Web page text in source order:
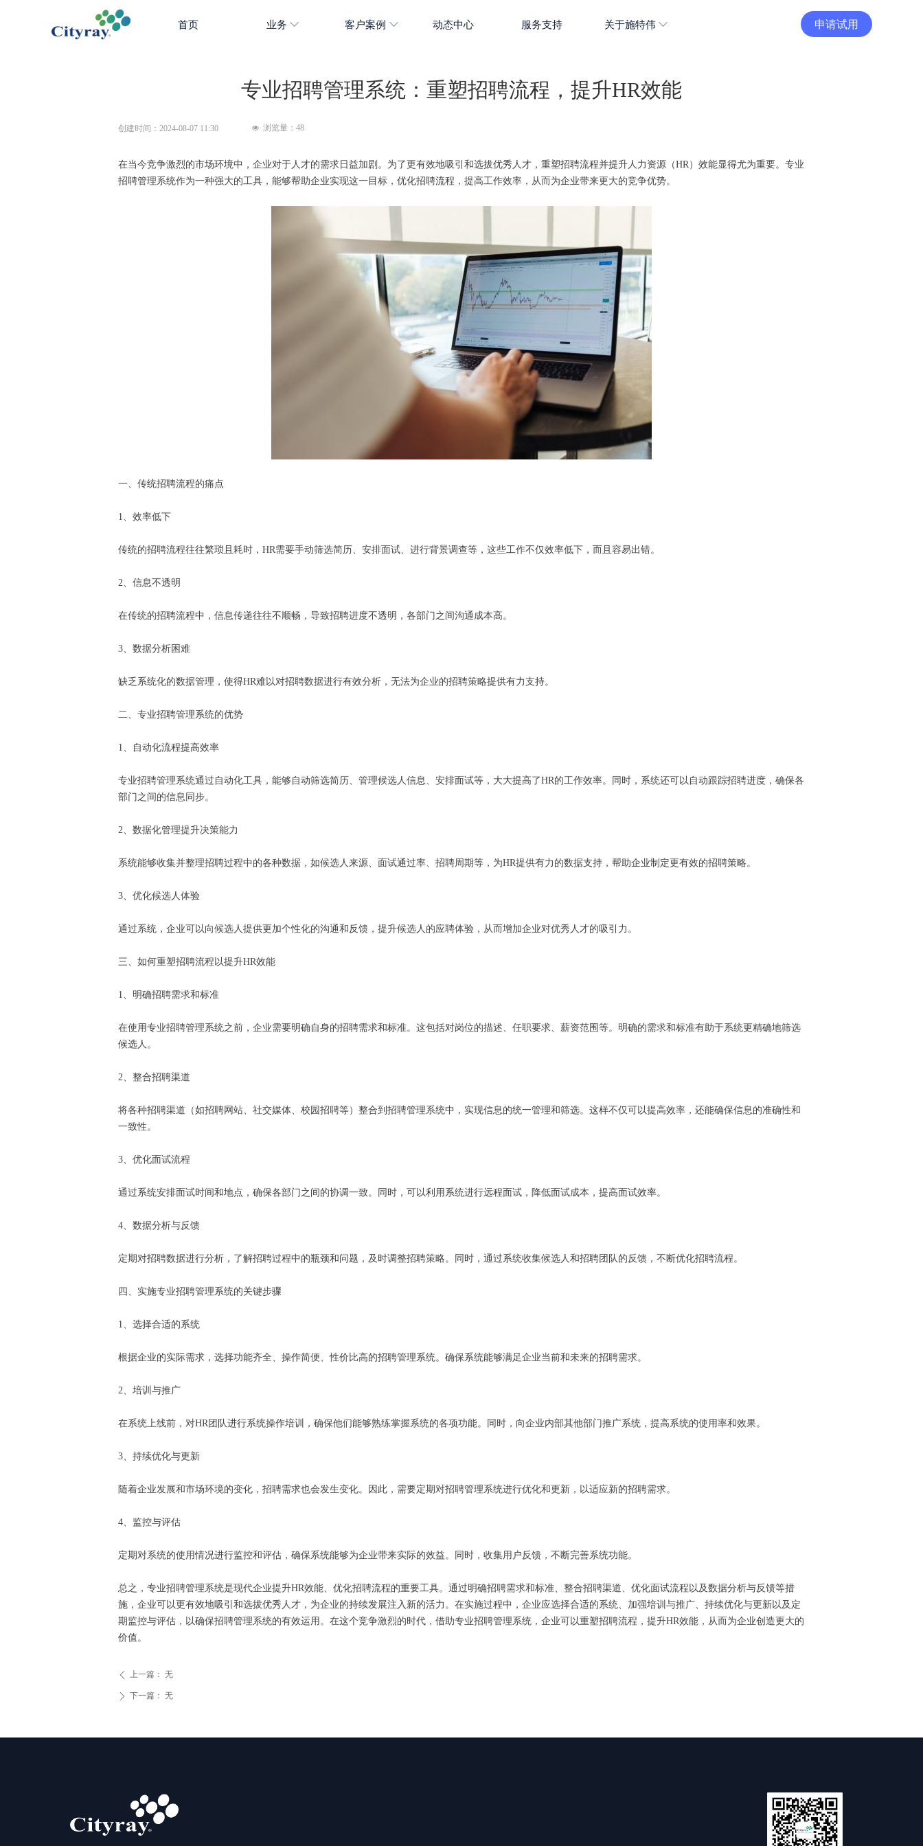
首页 业务 客户案例 动态中心 服务支持 关于施特伟 申请试用
专业招聘管理系统：重塑招聘流程，提升HR效能
在当今竞争激烈的市场环境中，企业对于人才的需求日益加剧。为了更有效地吸引和选拔优秀人才，重塑招聘流程并提升人力资源（HR）效能显得尤为重要。专业
招聘管理系统作为一种强大的工具，能够帮助企业实现这一目标，优化招聘流程，提高工作效率，从而为企业带来更大的竞争优势。
一、传统招聘流程的痛点
1、效率低下
传统的招聘流程往往繁琐且耗时，HR需要手动筛选简历、安排面试、进行背景调查等，这些工作不仅效率低下，而且容易出错。
2、信息不透明
在传统的招聘流程中，信息传递往往不顺畅，导致招聘进度不透明，各部门之间沟通成本高。
3、数据分析困难
缺乏系统化的数据管理，使得HR难以对招聘数据进行有效分析，无法为企业的招聘策略提供有力支持。
二、专业招聘管理系统的优势
1、自动化流程提高效率
专业招聘管理系统通过自动化工具，能够自动筛选简历、管理候选人信息、安排面试等，大大提高了HR的工作效率。同时，系统还可以自动跟踪招聘进度，确保各
部门之间的信息同步。
2、数据化管理提升决策能力
系统能够收集并整理招聘过程中的各种数据，如候选人来源、面试通过率、招聘周期等，为HR提供有力的数据支持，帮助企业制定更有效的招聘策略。
3、优化候选人体验
通过系统，企业可以向候选人提供更加个性化的沟通和反馈，提升候选人的应聘体验，从而增加企业对优秀人才的吸引力。
三、如何重塑招聘流程以提升HR效能
1、明确招聘需求和标准
在使用专业招聘管理系统之前，企业需要明确自身的招聘需求和标准。这包括对岗位的描述、任职要求、薪资范围等。明确的需求和标准有助于系统更精确地筛选
候选人。
2、整合招聘渠道
将各种招聘渠道（如招聘网站、社交媒体、校园招聘等）整合到招聘管理系统中，实现信息的统一管理和筛选。这样不仅可以提高效率，还能确保信息的准确性和
一致性。
3、优化面试流程
通过系统安排面试时间和地点，确保各部门之间的协调一致。同时，可以利用系统进行远程面试，降低面试成本，提高面试效率。
4、数据分析与反馈
定期对招聘数据进行分析，了解招聘过程中的瓶颈和问题，及时调整招聘策略。同时，通过系统收集候选人和招聘团队的反馈，不断优化招聘流程。
四、实施专业招聘管理系统的关键步骤
1、选择合适的系统
根据企业的实际需求，选择功能齐全、操作简便、性价比高的招聘管理系统。确保系统能够满足企业当前和未来的招聘需求。
2、培训与推广
在系统上线前，对HR团队进行系统操作培训，确保他们能够熟练掌握系统的各项功能。同时，向企业内部其他部门推广系统，提高系统的使用率和效果。
3、持续优化与更新
随着企业发展和市场环境的变化，招聘需求也会发生变化。因此，需要定期对招聘管理系统进行优化和更新，以适应新的招聘需求。
4、监控与评估
定期对系统的使用情况进行监控和评估，确保系统能够为企业带来实际的效益。同时，收集用户反馈，不断完善系统功能。
总之，专业招聘管理系统是现代企业提升HR效能、优化招聘流程的重要工具。通过明确招聘需求和标准、整合招聘渠道、优化面试流程以及数据分析与反馈等措
施，企业可以更有效地吸引和选拔优秀人才，为企业的持续发展注入新的活力。在实施过程中，企业应选择合适的系统、加强培训与推广、持续优化与更新以及定
期监控与评估，以确保招聘管理系统的有效运用。在这个竞争激烈的时代，借助专业招聘管理系统，企业可以重塑招聘流程，提升HR效能，从而为企业创造更大的
价值。
ꄴ 上一篇： 无
ꄲ 下一篇： 无
创建时间： 2024-08-07 11:30 넶 浏览量： 48